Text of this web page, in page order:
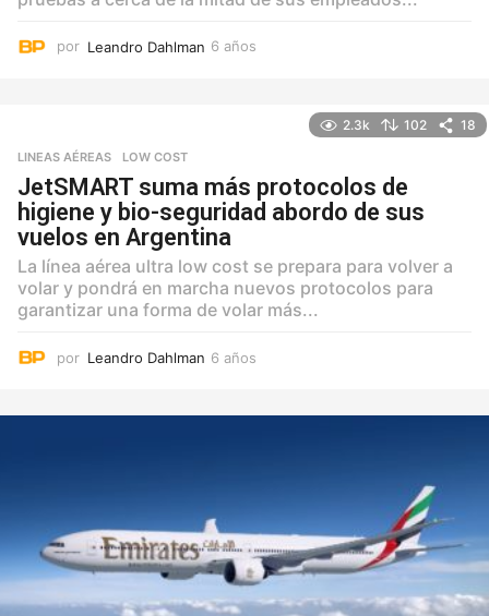
por Leandro Dahlman 6 años
2.3k 102 18
LINEAS AÉREAS ,LOW COST
JetSMART suma más protocolos de
higiene y bio-seguridad abordo de sus
vuelos en Argentina
La línea aérea ultra low cost se prepara para volver a
volar y pondrá en marcha nuevos protocolos para
garantizar una forma de volar más...
por Leandro Dahlman 6 años
o